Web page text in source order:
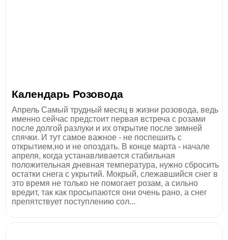
Календарь Розовода
Апрель Самый трудный месяц в жизни розовода, ведь
именно сейчас предстоит первая встреча с розами
после долгой разлуки и их открытие после зимней
спячки. И тут самое важное - не поспешить с
открытием,но и не опоздать. В конце марта - начале
апреля, когда устанавливается стабильная
положительная дневная температура, нужно сбросить
остатки снега с укрытий. Мокрый, слежавшийся снег в
это время не только не помогает розам, а сильно
вредит, так как просыпаются они очень рано, а снег
препятствует поступлению сол...